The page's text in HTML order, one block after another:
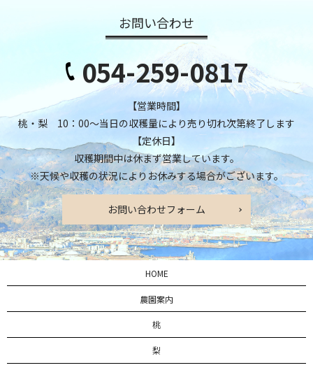
お問い合わせ
054-259-0817
【営業時間】
桃・梨 10：00～当日の収穫量により売り切れ次第終了します
【定休日】
収穫期間中は休まず営業しています。
※天候や収穫の状況によりお休みする場合がございます。
お問い合わせフォーム
HOME
農園案内
桃
梨